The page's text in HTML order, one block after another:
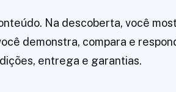
Na descoberta, você
demonstra, compara e
entrega e garantias.